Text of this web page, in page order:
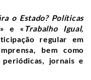
o Estado? Políticas
» e « Trabalho Igual,
regular em
bem como
jornais e